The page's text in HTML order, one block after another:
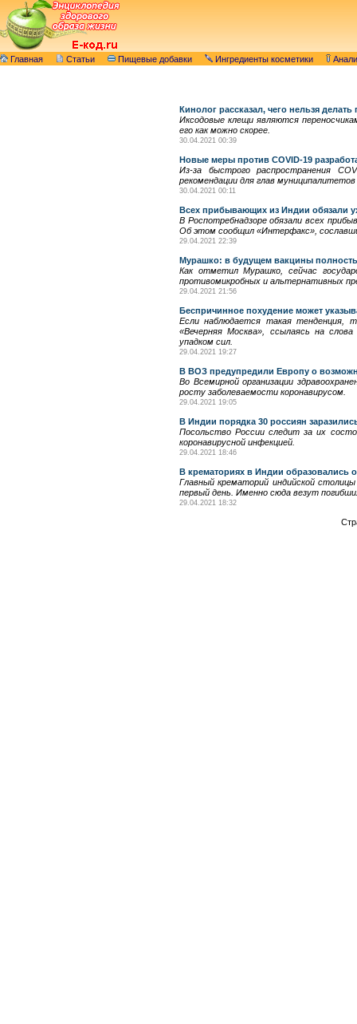
Главная Статьи Пищевые добавки Ингредиенты косметики
Кинолог рассказал, чего нельзя
Иксодовые клещи являются
его как можно скорее.
30.04.2021 00:39
Новые меры против COVID-19
Из-за быстрого распространения
рекомендации для глав
30.04.2021 00:11
Всех прибывающих из Индии обязали
В Роспотребнадзоре обязали всех
Об этом сообщил «Интерфакс»,
29.04.2021 22:39
Мурашко: в будущем вакцины
Как отметил Мурашко, сейчас
противомикробных и альтернативных
29.04.2021 21:56
Беспричинное похудение может
Если наблюдается такая тенденция,
«Вечерняя Москва», ссылаясь на
упадком сил.
29.04.2021 19:27
В ВОЗ предупредили Европу о
Во Всемирной организации
росту заболеваемости коронавирусом.
29.04.2021 19:05
В Индии порядка 30 россиян
Посольство России следит за их
коронавирусной инфекцией.
29.04.2021 18:46
В крематориях в Индии образовались
Главный крематорий индийской
первый день. Именно сюда везут
29.04.2021 18:32